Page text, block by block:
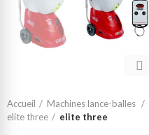
Accueil Machines lance-balles
elite three
elite three